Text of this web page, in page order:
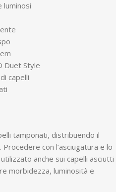
luminosi
Duet Style
capelli
tamponati, distribuendo il
con l’asciugatura e lo
anche sui capelli asciutti
morbidezza, luminosità e